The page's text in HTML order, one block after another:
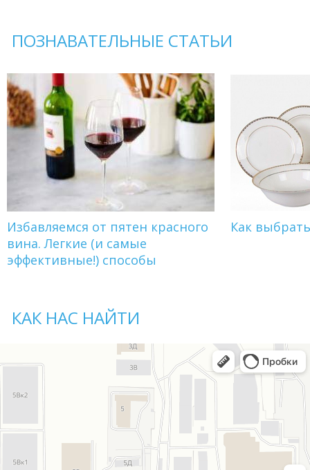
ПОЗНАВАТЕЛЬНЫЕ СТАТЬИ
Избавляемся от пятен красного
вина. Легкие (и самые
эффективные!) способы
Как
КАК НАС НАЙТИ